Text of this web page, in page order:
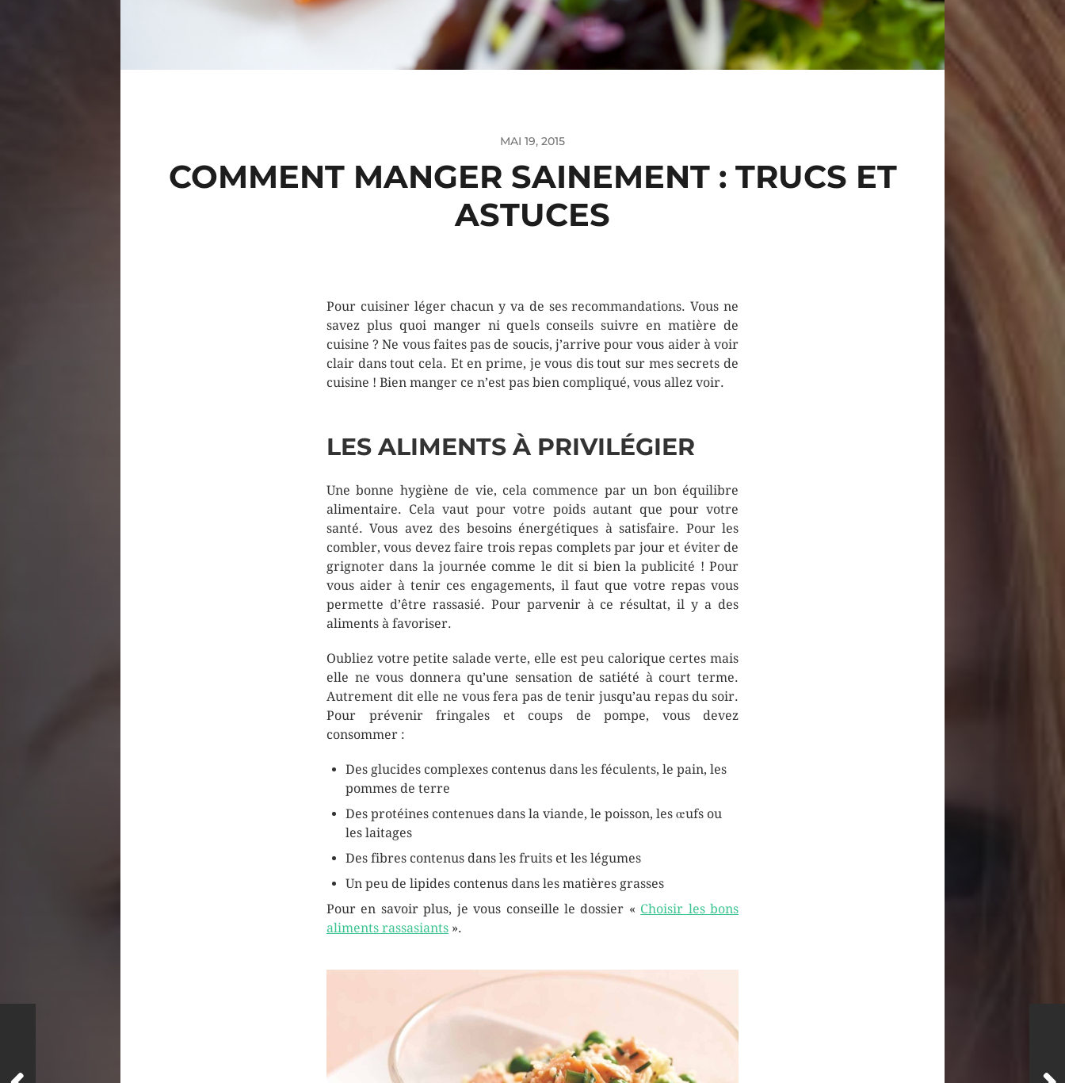
MAI 19, 2015
COMMENT MANGER SAINEMENT : TRUCS ET
ASTUCES
Pour cuisiner léger chacun y va de ses recommandations. Vous ne
savez plus quoi manger ni quels conseils suivre en matière de
cuisine ? Ne vous faites pas de soucis, j’arrive pour vous aider à voir
clair dans tout cela. Et en prime, je vous dis tout sur mes secrets de
cuisine ! Bien manger ce n’est pas bien compliqué, vous allez voir.
LES ALIMENTS À PRIVILÉGIER
Une bonne hygiène de vie, cela commence par un bon équilibre
alimentaire. Cela vaut pour votre poids autant que pour votre
santé. Vous avez des besoins énergétiques à satisfaire. Pour les
combler, vous devez faire trois repas complets par jour et éviter de
grignoter dans la journée comme le dit si bien la publicité ! Pour
vous aider à tenir ces engagements, il faut que votre repas vous
permette d’être rassasié. Pour parvenir à ce résultat, il y a des
aliments à favoriser.
Oubliez votre petite salade verte, elle est peu calorique certes mais
elle ne vous donnera qu’une sensation de satiété à court terme.
Autrement dit elle ne vous fera pas de tenir jusqu’au repas du soir.
Pour prévenir fringales et coups de pompe, vous devez
consommer :
Des glucides complexes contenus dans les féculents, le pain, les
pommes de terre
Des protéines contenues dans la viande, le poisson, les œufs ou
les laitages
Des fibres contenus dans les fruits et les légumes
Un peu de lipides contenus dans les matières grasses
Pour en savoir plus, je vous conseille le dossier « Choisir les bons
aliments rassasiants ».